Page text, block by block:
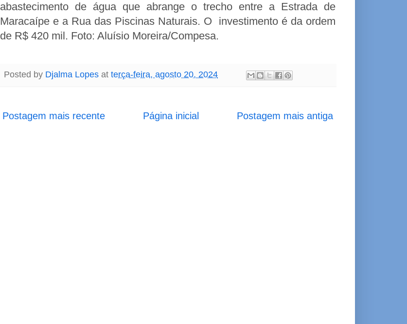
abastecimento de água que abrange o trecho entre a Estrada de
Maracaípe e a Rua das Piscinas Naturais. O investimento é da ordem
de R$ 420 mil. Foto: Aluísio Moreira/Compesa.
Posted by Djalma Lopes at terça-feira, agosto 20, 2024
Postagem mais recente Postagem mais antiga
Página inicial